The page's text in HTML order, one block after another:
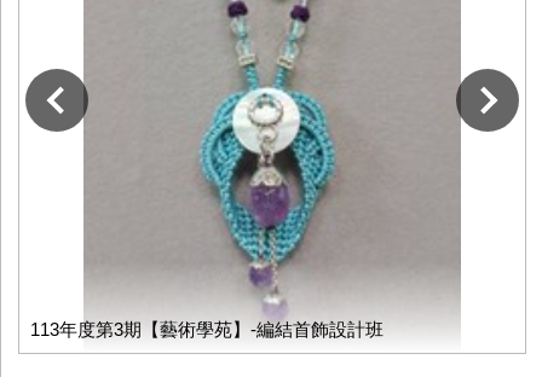
113年度第3期【藝術學苑】-編結首飾設計班